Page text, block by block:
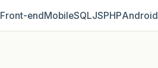
Front‑endMobileSQLJSPHPAndroid